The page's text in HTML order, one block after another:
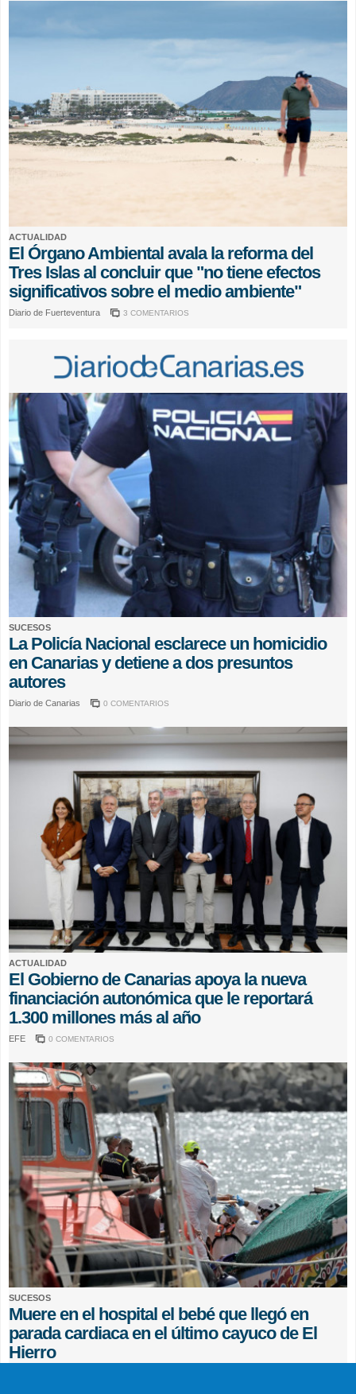
ACTUALIDAD
El Órgano Ambiental avala la reforma del
Tres Islas al concluir que "no tiene efectos
significativos sobre el medio ambiente"
Diario de Fuerteventura 3 COMENTARIOS
SUCESOS
La Policía Nacional esclarece un homicidio
en Canarias y detiene a dos presuntos
autores
Diario de Canarias 0 COMENTARIOS
ACTUALIDAD
El Gobierno de Canarias apoya la nueva
financiación autonómica que le reportará
1.300 millones más al año
EFE 0 COMENTARIOS
SUCESOS
Muere en el hospital el bebé que llegó en
parada cardiaca en el último cayuco de El
Hierro